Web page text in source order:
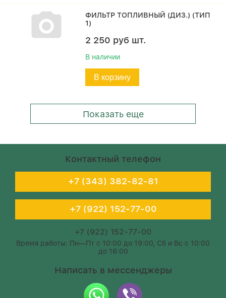
ФИЛЬТР ТОПЛИВНЫЙ (ДИЗ.) (ТИП
1)
2 250 руб шт.
В наличии
В корзину
Показать еще
Контактный телефон
+7 (343) 382-82-81
+7 (922) 152-77-00
+7 (922) 152-77-00
Время работы: Пн—Пт с 10:00 до 19:00, Сб и Вс с 10:00
до 16:00
Написать в мессенджеры